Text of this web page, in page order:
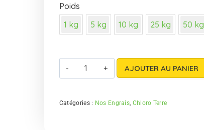
Poids
1 kg
5 kg 10 kg 25 kg 50 kg
AJOUTER AU PANIER
Catégories : Nos Engrais, Chloro Terre